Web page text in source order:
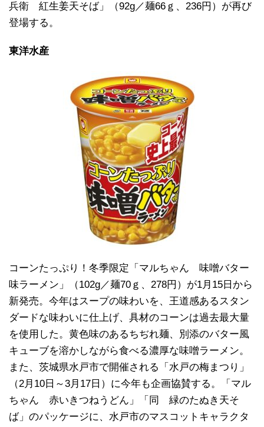
兵衛 紅生姜天そば」（92g／麺66ｇ、236円）が再び
登場する。
東洋水産
コーンたっぷり！冬季限定「マルちゃん 味噌バター
味ラーメン」（102g／麺70ｇ、278円）が1月15日から
新発売。今年はスープの味わいを、王道感あるスタン
ダードな味わいに仕上げ、具材のコーンは過去最大量
を使用した。黄色味のあるちぢれ麺、別添のバター風
キューブを溶かしながら食べる濃厚な味噌ラーメン。
また、茨城県水戸市で開催される「水戸の梅まつり」
（2月10日～3月17日）に今年も企画協賛する。「マル
ちゃん 赤いきつねうどん」「同 緑のたぬき天そ
ば」のパッケージに、水戸市のマスコットキャラクタ